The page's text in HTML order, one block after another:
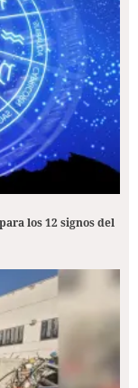
los 12 signos del